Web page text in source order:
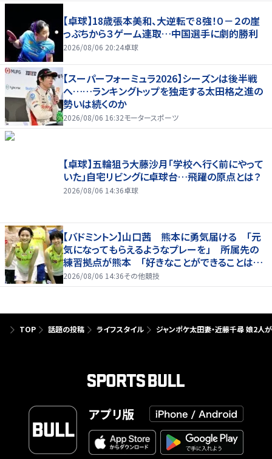
【卓球】18歳張本美和、大逆転で８強！０－２の崖
っぷちから３ゲーム連取…中国選手に劇的勝利
2026/08/06 20:24卓球
【スーパーフォーミュラ2026】シーズンは後半戦
へ……ランキングトップを独走する太田格之進の
勢いは続くのか
2026/08/06 16:32モータースポーツ
【卓球】五輪狙う大藤沙月「学校へ行く前にやって
いた」自宅リビングに卓球台…飛躍の原点とは？
2026/08/06 14:36卓球
【バドミントン】山口茜 熊本に勇気届ける 「元
気になってもらえるようなプレーを」 所属先の
練習拠点が熊本 「好きなことができることは当
たり前じゃない」
2026/08/06 14:36その他競技
TOP 話題の投稿 ライフスタイル ジャンポケ太田妻・近藤千尋 娘2人
アプリ版